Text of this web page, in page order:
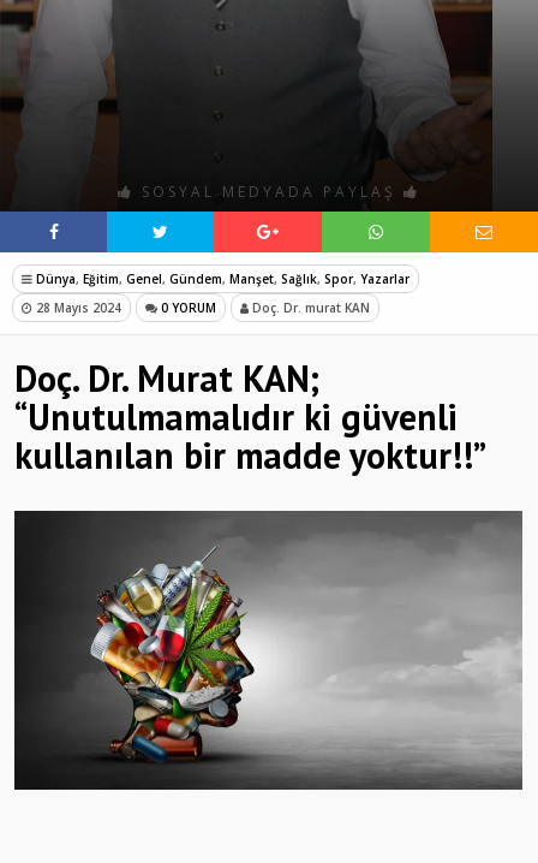
SOSYAL MEDYADA PAYLAŞ
Dünya, Eğitim, Genel, Gündem, Manşet, Sağlık, Spor, Yazarlar
28 Mayıs 2024
0 YORUM Doç. Dr. murat KAN
Doç. Dr. Murat KAN;
“Unutulmamalıdır ki güvenli
kullanılan bir madde yoktur!!”